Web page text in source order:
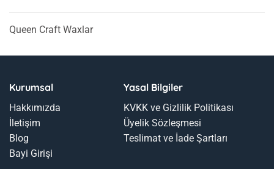
Queen Craft Waxlar
Kurumsal
Hakkımızda
İletişim
Blog
Bayi Girişi
Yasal Bilgiler
KVKK ve Gizlilik Politikası
Üyelik Sözleşmesi
Teslimat ve İade Şartları